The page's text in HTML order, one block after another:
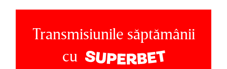
Transmisiunile săptămânii
cu